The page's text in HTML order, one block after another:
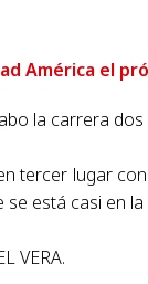
América el
la carrera
tercer lugar
está casi en
VERA.